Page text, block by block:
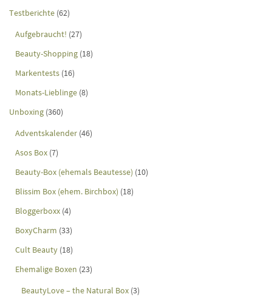
Testberichte (62)
Aufgebraucht! (27)
Beauty-Shopping (18)
Markentests (16)
Monats-Lieblinge (8)
Unboxing (360)
Adventskalender (46)
Asos Box (7)
Beauty-Box (ehemals Beautesse) (10)
Blissim Box (ehem. Birchbox) (18)
Bloggerboxx (4)
BoxyCharm (33)
Cult Beauty (18)
Ehemalige Boxen (23)
BeautyLove – the Natural Box (3)